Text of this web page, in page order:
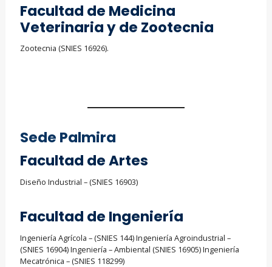
Facultad de Medicina
Veterinaria y de Zootecnia
Zootecnia (SNIES 16926).
Sede Palmira
Facultad de Artes
Diseño Industrial – (SNIES 16903)
Facultad de Ingeniería
Ingeniería Agrícola – (SNIES 144) Ingeniería Agroindustrial –
(SNIES 16904) Ingeniería – Ambiental (SNIES 16905) Ingeniería
Mecatrónica – (SNIES 118299)